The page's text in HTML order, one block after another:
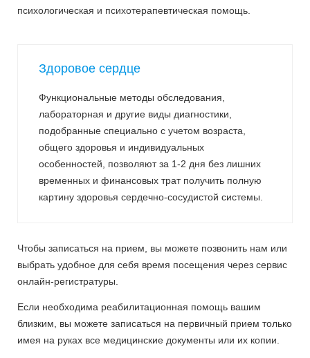
психологическая и психотерапевтическая помощь.
Здоровое сердце
Функциональные методы обследования,
лабораторная и другие виды диагностики,
подобранные специально с учетом возраста,
общего здоровья и индивидуальных
особенностей, позволяют за 1-2 дня без лишних
временных и финансовых трат получить полную
картину здоровья сердечно-сосудистой системы.
Чтобы записаться на прием, вы можете позвонить нам или
выбрать удобное для себя время посещения через сервис
онлайн-регистратуры.
Если необходима реабилитационная помощь вашим
близким, вы можете записаться на первичный прием только
имея на руках все медицинские документы или их копии.